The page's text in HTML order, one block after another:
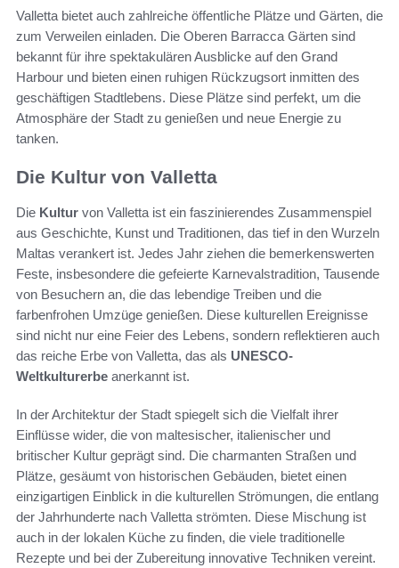
Valletta bietet auch zahlreiche öffentliche Plätze und Gärten, die
zum Verweilen einladen. Die Oberen Barracca Gärten sind
bekannt für ihre spektakulären Ausblicke auf den Grand
Harbour und bieten einen ruhigen Rückzugsort inmitten des
geschäftigen Stadtlebens. Diese Plätze sind perfekt, um die
Atmosphäre der Stadt zu genießen und neue Energie zu
tanken.
Die Kultur von Valletta
Die Kultur von Valletta ist ein faszinierendes Zusammenspiel
aus Geschichte, Kunst und Traditionen, das tief in den Wurzeln
Maltas verankert ist. Jedes Jahr ziehen die bemerkenswerten
Feste, insbesondere die gefeierte Karnevalstradition, Tausende
von Besuchern an, die das lebendige Treiben und die
farbenfrohen Umzüge genießen. Diese kulturellen Ereignisse
sind nicht nur eine Feier des Lebens, sondern reflektieren auch
das reiche Erbe von Valletta, das als UNESCO-
Weltkulturerbe anerkannt ist.
In der Architektur der Stadt spiegelt sich die Vielfalt ihrer
Einflüsse wider, die von maltesischer, italienischer und
britischer Kultur geprägt sind. Die charmanten Straßen und
Plätze, gesäumt von historischen Gebäuden, bietet einen
einzigartigen Einblick in die kulturellen Strömungen, die entlang
der Jahrhunderte nach Valletta strömten. Diese Mischung ist
auch in der lokalen Küche zu finden, die viele traditionelle
Rezepte und bei der Zubereitung innovative Techniken vereint.